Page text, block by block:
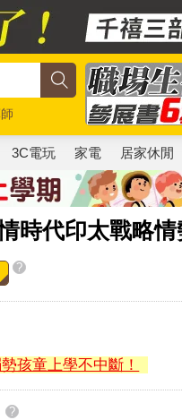
3C電玩 家電 居家休閒
時代印太戰略
?
孩童上學不中斷！
?